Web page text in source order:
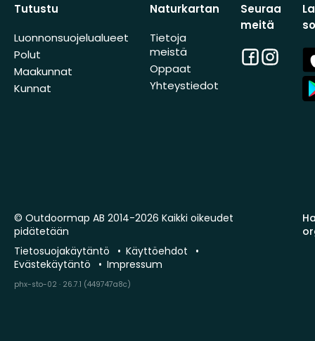
Tutustu
Luonnonsuojelualueet
Polut
Maakunnat
Kunnat
Naturkartan
Tietoja
meistä
Oppaat
Yhteystiedot
Seuraa
meitä
Facebook
© Outdoormap AB 2014-2026 Kaikki oikeudet
pidätetään
Tietosuojakäytäntö
Käyttöehdot
Evästekäytäntö
Impressum
phx-sto-02 · 26.7.1 (449747a8c)